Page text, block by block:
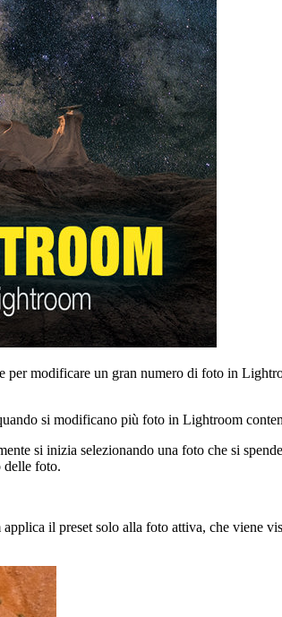
modificare un gran numero di foto in
si modificano più foto in Lightroom
si inizia selezionando una foto che si
delle foto.
il preset solo alla foto attiva, che viene